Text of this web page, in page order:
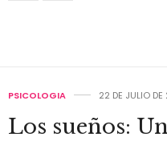
PSICOLOGIA 22 DE JULIO
Los sueños: